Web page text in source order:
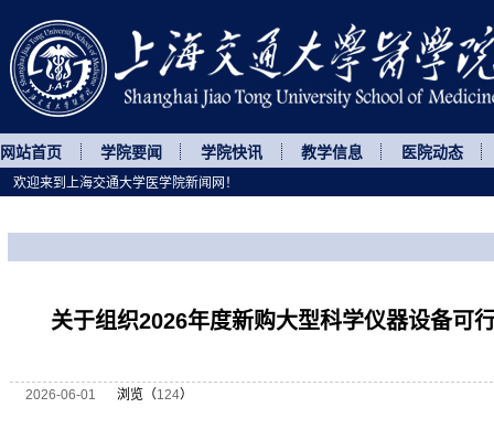
网站首页 学院要闻 学院快讯 教学信息 医院动态
关于组织2026年度新购大型科学仪器设备可
2026-06-01 浏览（124）
欢迎来到上海交通大学医学院新闻网！